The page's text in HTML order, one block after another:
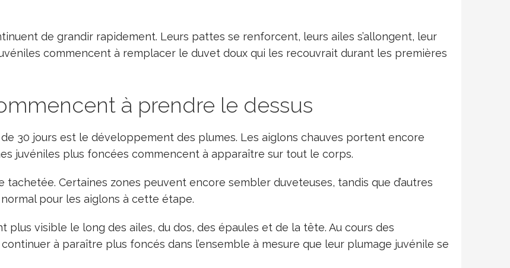
de grandir rapidement. Leurs pattes se renforcent, leurs ailes s’allongent, leur
commencent à remplacer le duvet doux qui les recouvrait durant les premières
à prendre le dessus
de 30 jours est le développement des plumes. Les aiglons chauves portent encore
juvéniles plus foncées commencent à apparaître sur tout le corps.
Certaines zones peuvent encore sembler duveteuses, tandis que d’autres
pour les aiglons à cette étape.
visible le long des ailes, du dos, des épaules et de la tête. Au cours des
à paraître plus foncés dans l’ensemble à mesure que leur plumage juvénile se